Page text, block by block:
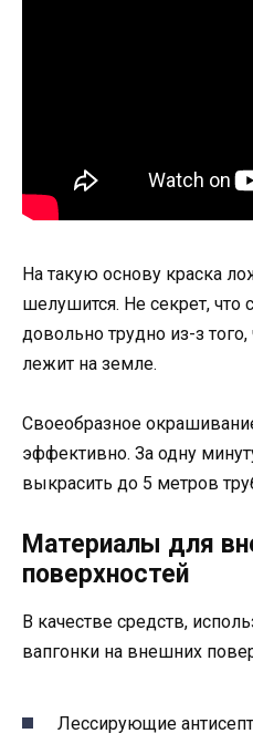
На такую основу краска
шелушится. Не секрет, что
довольно трудно из-з
лежит на земле.
Своеобразное
эффективно. За одну
выкрасить до 5 метров
Материалы для
поверхностей
В качестве средств,
вапгонки на внешних
Лессирующие